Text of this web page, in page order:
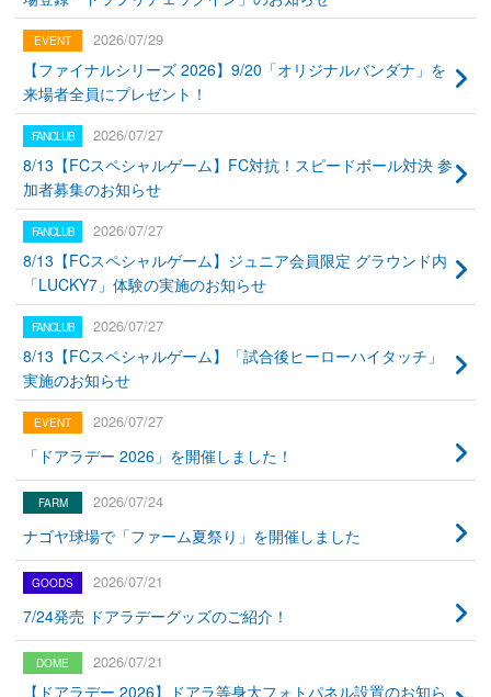
2026/07/29
【ファイナルシリーズ 2026】9/20「オリジナルバンダナ」を
来場者全員にプレゼント！
2026/07/27
8/13【FCスペシャルゲーム】FC対抗！スピードボール対決 参
加者募集のお知らせ
2026/07/27
8/13【FCスペシャルゲーム】ジュニア会員限定 グラウンド内
「LUCKY7」体験の実施のお知らせ
2026/07/27
8/13【FCスペシャルゲーム】「試合後ヒーローハイタッチ」
実施のお知らせ
2026/07/27
「ドアラデー 2026」を開催しました！
2026/07/24
ナゴヤ球場で「ファーム夏祭り」を開催しました
2026/07/21
7/24発売 ドアラデーグッズのご紹介！
2026/07/21
【ドアラデー 2026】ドアラ等身大フォトパネル設置のお知ら